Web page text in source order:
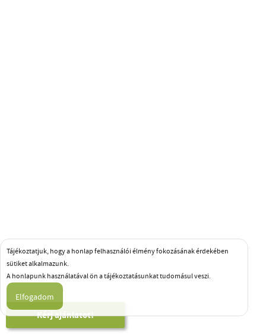
Kérj ajánlatot!
Tájékoztatjuk, hogy a honlap felhasználói élmény fokozásának érdekében
sütiket alkalmazunk.
A honlapunk használatával ön a tájékoztatásunkat tudomásul veszi.